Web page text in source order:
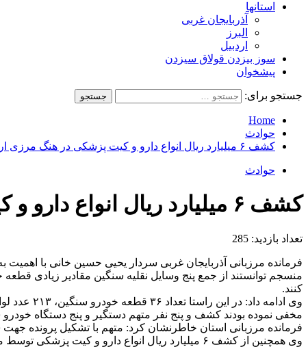
استانها
آذربایجان غربی
البرز
اردبیل
سوز بیزدن قولاق سیزدن
پیشخوان
جستجو برای:
Home
حوادث
کشف ۶ میلیارد ریال انواع دارو و کیت پزشکی در هنگ مرزی ارومیه
حوادث
کشف ۶ میلیارد ریال انواع دارو و کیت پزشکی در هنگ مرزی ارومیه
تعداد بازدید: 285
فرمانده مرزبانی آذربایجان غربی سردار یحیی حسین خانی با اهمیت
منسجم توانستند از جمع پنج وسایل نقلیه سنگین مقادیر زیادی
کنند.
مخفی نموده بودند کشف و پنج نفر متهم دستگیر و پنج دستگاه
فرمانده مرزبانی استان خاطرنشان کرد: متهم با تشکیل پرونده
وی همچنین از کشف ۶ میلیارد ریال انواع دارو و کیت پزشکی توسط مرزبانان هنگ مرزی ارومیه خبر داد.